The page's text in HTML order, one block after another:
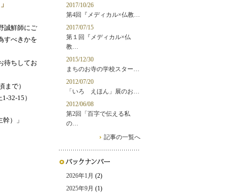
誠鮮師にご
すべきかを
待ちしてお
で）
1-32-15）
）」
2017/10/26
第4回『メディカル×仏教…
2017/07/15
第１回『メディカル×仏
教…
2015/12/30
まちのお寺の学校スター…
2012/07/20
「いろ えほん」展のお…
2012/06/08
第2回「百字で伝える私
の…
記事の一覧へ
2026年1月 (2)
2025年9月 (1)